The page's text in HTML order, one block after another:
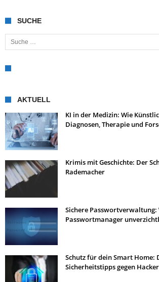
SUCHE
Suche nach:
AKTUELL
KI in der Medizin: Wie
Diagnosen, Therapie und
Krimis mit Geschichte: Der
Rademacher
Sichere Passwortverwaltung:
Passwortmanager
Schutz für dein Smart Home:
Sicherheitstipps gegen